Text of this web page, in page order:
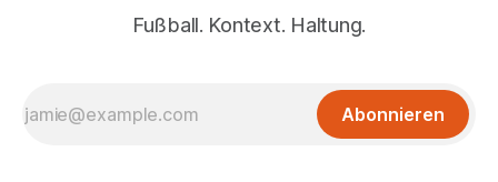
Fußball. Kontext. Haltung.
Abonnieren